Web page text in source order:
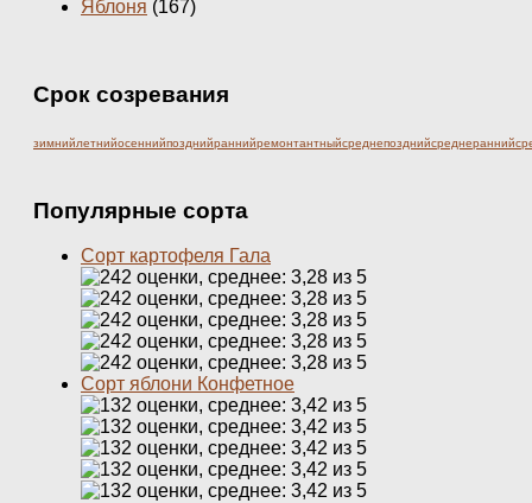
Яблоня (167)
Срок созревания
зимнийлетнийосеннийпозднийраннийремонтантныйсреднепозднийсреднеранний
Популярные сорта
Сорт картофеля Гала
Сорт яблони Конфетное